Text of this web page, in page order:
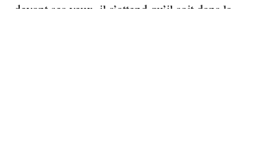
devant ses yeux, il s’attend qu’il soit dans la